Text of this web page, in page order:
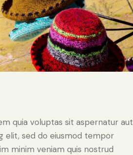
quia voluptas sit aspernatur aut
elit, sed do eiusmod tempor
minim veniam quis nostrud